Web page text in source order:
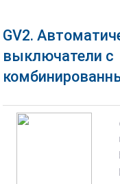
GV2.
выключатели с